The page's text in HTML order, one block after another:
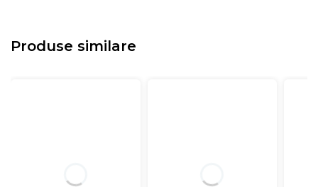
Produse similare